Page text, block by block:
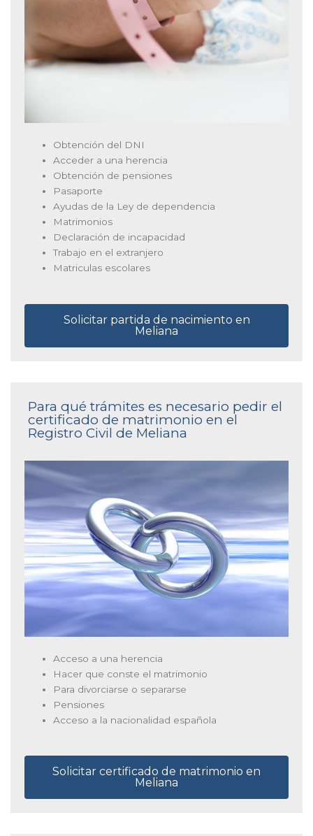
Obtención del DNI
Acceder a una herencia
Obtención de pensiones
Pasaporte
Ayudas de la Ley de dependencia
Matrimonios
Declaración de incapacidad
Trabajo en el extranjero
Matriculas escolares
Solicitar partida de nacimiento en
Meliana
Para qué trámites es necesario pedir el
certificado de matrimonio en el
Registro Civil de Meliana
Acceso a una herencia
Hacer que conste el matrimonio
Para divorciarse o separarse
Pensiones
Acceso a la nacionalidad española
Solicitar certificado de matrimonio en
Meliana